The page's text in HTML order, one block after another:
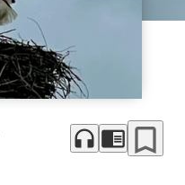
headphones chrome_reader_mode bookmark_border